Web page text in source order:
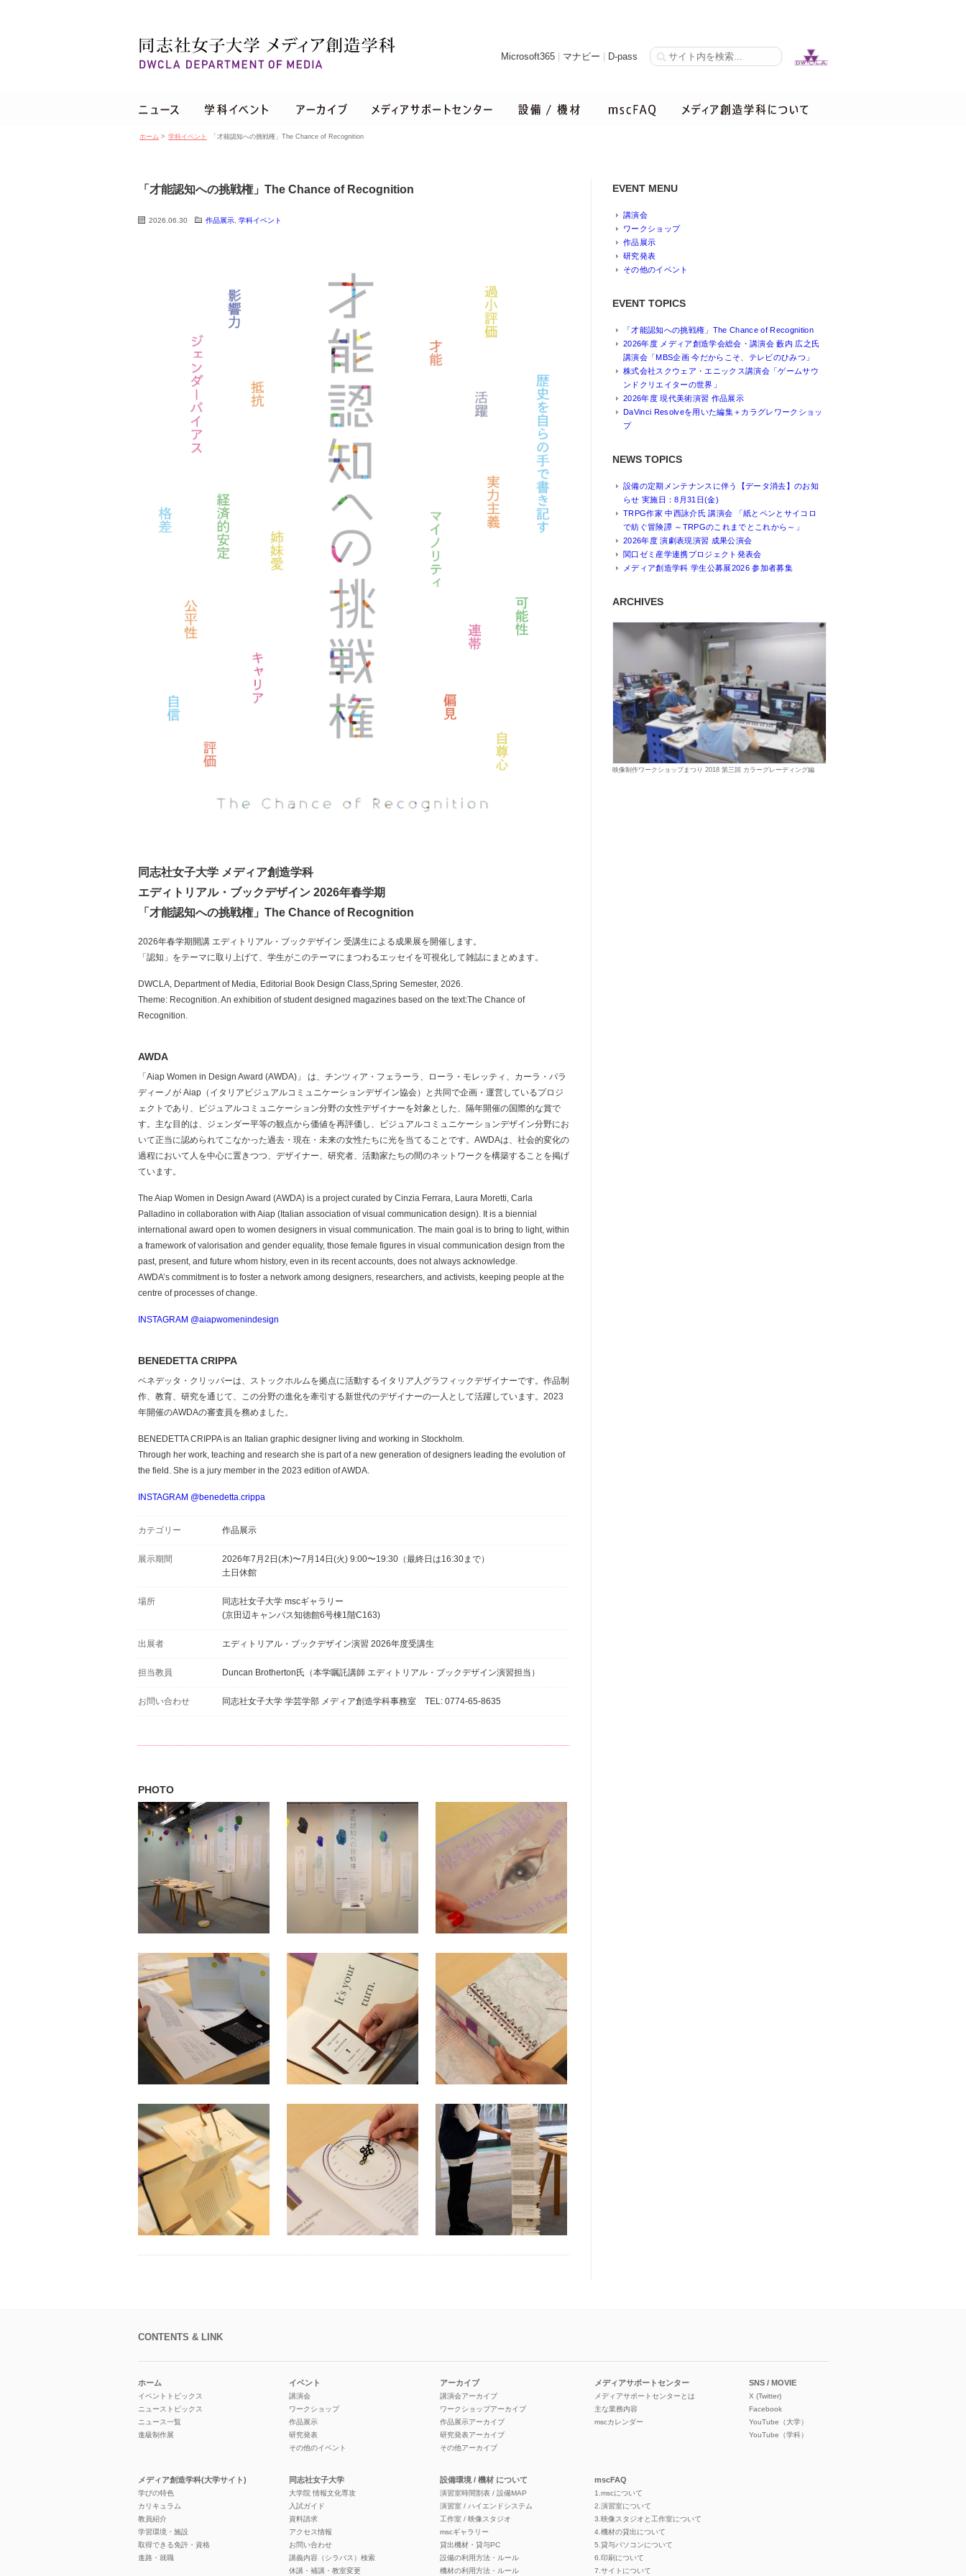
Microsoft365 マナビー D-pass
ホーム > 学科イベント 「才能認知への挑戦権」The Chance of Recognition
「才能認知への挑戦権」The Chance of Recognition
2026.06.30 作品展示 学科イベント
同志社女子大学 メディア創造学科
エディトリアル・ブックデザイン 2026年春学期
「才能認知への挑戦権」The Chance of Recognition
2026年春学期開講 エディトリアル・ブックデザイン 受講生による成果展を開催します。
「認知」をテーマに取り上げて、学生がこのテーマにまつわるエッセイを可視化して雑誌にまとめます。
DWCLA, Department of Media, Editorial Book Design Class,Spring Semester, 2026.
Theme: Recognition. An exhibition of student designed magazines based on the text:The Chance of
Recognition.
AWDA
「Aiap Women in Design Award (AWDA)」 は、チンツィア・フェラーラ、ローラ・モレッティ、カーラ・パラ
ディーノが Aiap（イタリアビジュアルコミュニケーションデザイン協会）と共同で企画・運営しているプロジ
ェクトであり、ビジュアルコミュニケーション分野の女性デザイナーを対象とした、隔年開催の国際的な賞で
す。主な目的は、ジェンダー平等の観点から価値を再評価し、ビジュアルコミュニケーションデザイン分野にお
いて正当に認められてこなかった過去・現在・未来の女性たちに光を当てることです。AWDAは、社会的変化の
過程において人を中心に置きつつ、デザイナー、研究者、活動家たちの間のネットワークを構築することを掲げ
ています。
The Aiap Women in Design Award (AWDA) is a project curated by Cinzia Ferrara, Laura Moretti, Carla
Palladino in collaboration with Aiap (Italian association of visual communication design). It is a biennial
international award open to women designers in visual communication. The main goal is to bring to light, within
a framework of valorisation and gender equality, those female figures in visual communication design from the
past, present, and future whom history, even in its recent accounts, does not always acknowledge.
AWDA’s commitment is to foster a network among designers, researchers, and activists, keeping people at the
centre of processes of change.
INSTAGRAM @aiapwomenindesign
BENEDETTA CRIPPA
ベネデッタ・クリッパーは、ストックホルムを拠点に活動するイタリア人グラフィックデザイナーです。作品制
作、教育、研究を通じて、この分野の進化を牽引する新世代のデザイナーの一人として活躍しています。2023
年開催のAWDAの審査員を務めました。
BENEDETTA CRIPPA is an Italian graphic designer living and working in Stockholm.
Through her work, teaching and research she is part of a new generation of designers leading the evolution of
the field. She is a jury member in the 2023 edition of AWDA.
INSTAGRAM @benedetta.crippa
カテゴリー 作品展示
展示期間
2026年7月2日(木)〜7月14日(火) 9:00〜19:30（最終日は16:30まで）
土日休館
場所
同志社女子大学 mscギャラリー
(京田辺キャンパス知徳館6号棟1階C163)
出展者 エディトリアル・ブックデザイン演習 2026年度受講生
担当教員 Duncan Brotherton氏（本学嘱託講師 エディトリアル・ブックデザイン演習担当）
お問い合わせ 同志社女子大学 学芸学部 メディア創造学科事務室 TEL: 0774-65-8635
PHOTO
EVENT MENU
講演会
ワークショップ
作品展示
研究発表
その他のイベント
EVENT TOPICS
「才能認知への挑戦権」The Chance of Recognition
2026年度 メディア創造学会総会・講演会 藪内 広之氏
講演会「MBS企画 今だからこそ、テレビのひみつ」
株式会社スクウェア・エニックス講演会「ゲームサウ
ンドクリエイターの世界」
2026年度 現代美術演習 作品展示
DaVinci Resolveを用いた編集＋カラグレワークショッ
プ
NEWS TOPICS
設備の定期メンテナンスに伴う【データ消去】のお知
らせ 実施日：8月31日(金)
TRPG作家 中西詠介氏 講演会 「紙とペンとサイコロ
で紡ぐ冒険譚 ～TRPGのこれまでとこれから～」
2026年度 演劇表現演習 成果公演会
関口ゼミ産学連携プロジェクト発表会
メディア創造学科 学生公募展2026 参加者募集
ARCHIVES
映像制作ワークショップまつり 2018 第三回 カラーグレーディング編
CONTENTS & LINK
ホーム
イベントトピックス
ニューストピックス
ニュース一覧
進級制作展
イベント
講演会
ワークショップ
作品展示
研究発表
その他のイベント
アーカイブ
講演会アーカイブ
ワークショップアーカイブ
作品展示アーカイブ
研究発表アーカイブ
その他アーカイブ
メディアサポートセンター
メディアサポートセンターとは
主な業務内容
mscカレンダー
SNS / MOVIE
X (Twitter)
Facebook
YouTube（大学）
YouTube（学科）
メディア創造学科(大学サイト)
学びの特色
カリキュラム
教員紹介
学習環境・施設
取得できる免許・資格
進路・就職
同志社女子大学
大学院 情報文化専攻
入試ガイド
資料請求
アクセス情報
お問い合わせ
講義内容（シラバス）検索
休講・補講・教室変更
設備環境 / 機材 について
演習室時間割表 / 設備MAP
演習室 / ハイエンドシステム
工作室 / 映像スタジオ
mscギャラリー
貸出機材・貸与PC
設備の利用方法・ルール
機材の利用方法・ルール
mscFAQ
1.mscについて
2.演習室について
3.映像スタジオと工作室について
4.機材の貸出について
5.貸与パソコンについて
6.印刷について
7.サイトについて